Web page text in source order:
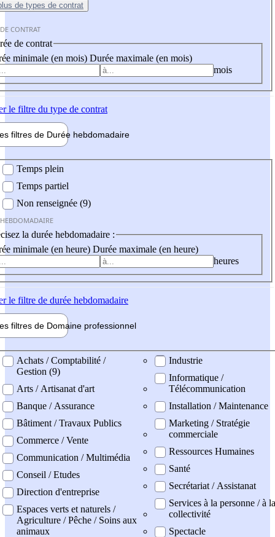
de types de contrat
CONTRAT
de contrat
minimale (en mois) Durée maximale (en mois)
mois
le filtre du type de contrat
filtres de Durée hebdomadaire
Temps plein
Temps partiel
Non renseignée (9)
la durée hebdomadaire :
minimale (en heure) Durée maximale (en heure)
heures
le filtre de durée hebdomadaire
filtres de Domaine professionnel
professionel
Achats / Comptabilité /
Gestion (9)
Arts / Artisanat d'art
Banque / Assurance
Bâtiment / Travaux Publics
Commerce / Vente
Communication / Multimédia
Conseil / Etudes
Direction d'entreprise
Espaces verts et naturels /
Agriculture / Pêche / Soins aux
animaux
Industrie
Informatique /
Télécommunication
Installation / Maintenance
Marketing / Stratégie
commerciale
Ressources Humaines
Santé
Secrétariat / Assistanat
Services à la personne / à la
collectivité
Spectacle